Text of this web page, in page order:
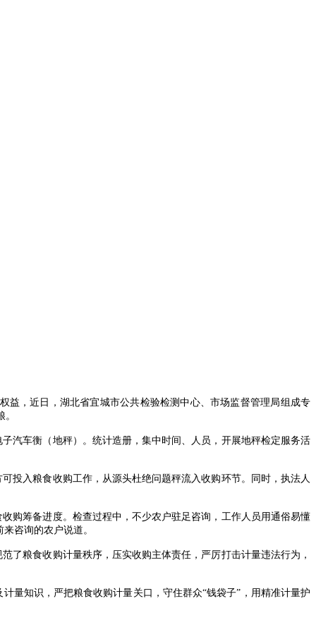
益，近日，湖北省宜城市公共检验检测中心、市场监督管理局组成专
汽车衡（地秤）。统计造册，集中时间、人员，开展地秤检定服务活
投入粮食收购工作，从源头杜绝问题秤流入收购环节。同时，执法人
购筹备进度。检查过程中，不少农户驻足咨询，工作人员用通俗易懂
咨询的农户说道。
了粮食收购计量秩序，压实收购主体责任，严厉打击计量违法行为，
量知识，严把粮食收购计量关口，守住群众“钱袋子”，用精准计量护